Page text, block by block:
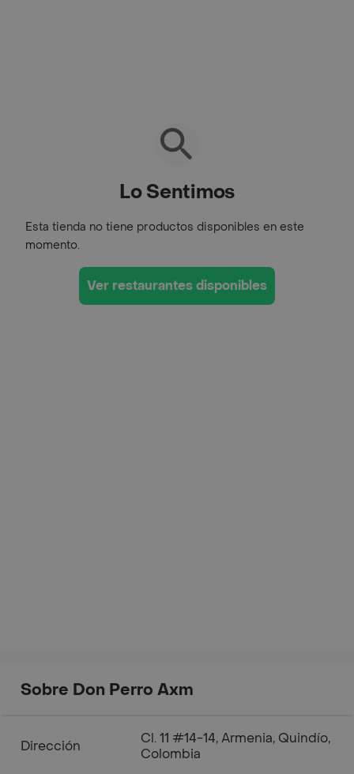
Lo Sentimos
Esta tienda no tiene productos disponibles en este
momento.
Ver restaurantes disponibles
Sobre Don Perro Axm
Dirección
Cl. 11 #14-14, Armenia, Quindío,
Colombia